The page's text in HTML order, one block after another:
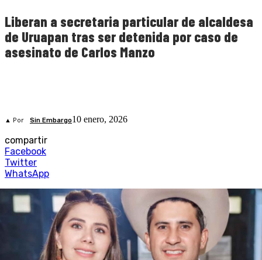
Liberan a secretaria particular de alcaldesa
de Uruapan tras ser detenida por caso de
asesinato de Carlos Manzo
▲ Por Sin Embargo10 enero, 2026
compartir
Facebook
Twitter
WhatsApp